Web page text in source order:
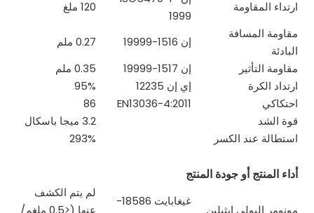
ارتداء المقاومة
1999
120 ملغ
مقاومة المسافة
البادئة
إن 1516-19999
0.27 ملم
مقاومة التأثير
إن 1517-19999
0.35 ملم
ارتداد الكرة
إي إن 12235
95%
احتكاكي
EN13036-4:2011
86
قوة الشد
3.2 ميجا باسكال
استطالة عند الكسر
293%
أداء المنتج أو جودة المنتج
غيغابايت 18586-
لم يتم الكشف